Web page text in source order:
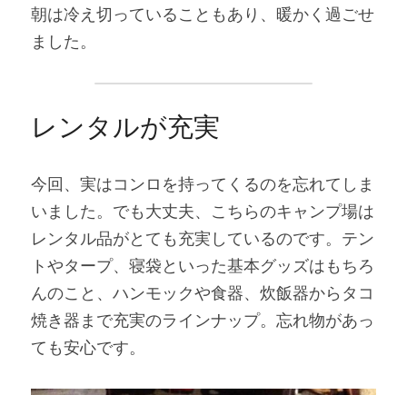
朝は冷え切っていることもあり、暖かく過ごせ
ました。
レンタルが充実
今回、実はコンロを持ってくるのを忘れてしま
いました。でも大丈夫、こちらのキャンプ場は
レンタル品がとても充実しているのです。テン
トやタープ、寝袋といった基本グッズはもちろ
んのこと、ハンモックや食器、炊飯器からタコ
焼き器まで充実のラインナップ。忘れ物があっ
ても安心です。